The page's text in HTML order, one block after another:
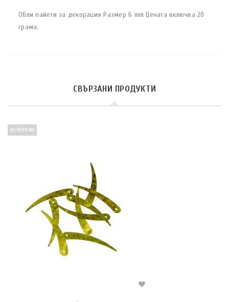
Обли пайети за декорация Размер 6 mm Цената включва 20
грама.
СВЪРЗАНИ ПРОДУКТИ
ИЗЧЕРПАН